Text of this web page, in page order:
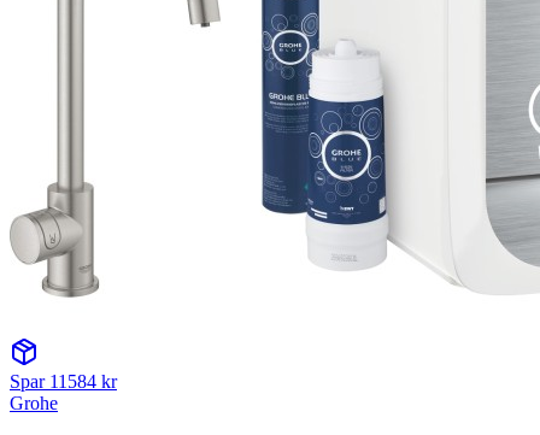
Spar 11584 kr
Grohe